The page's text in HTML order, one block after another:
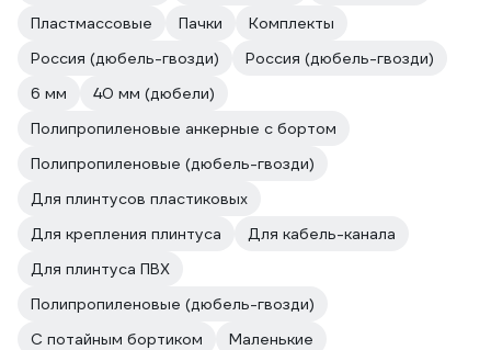
Пластмассовые
Пачки
Комплекты
Россия (дюбель-гвозди)
Россия (дюбель-гвозди)
6 мм
40 мм (дюбели)
Полипропиленовые анкерные с бортом
Полипропиленовые (дюбель-гвозди)
Для плинтусов пластиковых
Для крепления плинтуса
Для кабель-канала
Для плинтуса ПВХ
Полипропиленовые (дюбель-гвозди)
С потайным бортиком
Маленькие